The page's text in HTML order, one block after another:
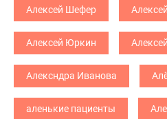
Алексей Шефер
Алексей Юркин
Алексндра Иванова
аленькие пациенты